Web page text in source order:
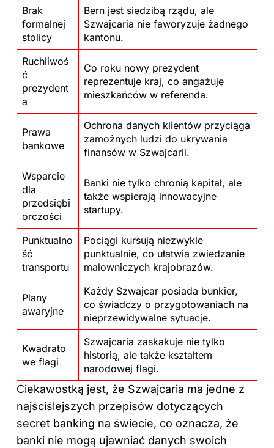
Brak
formalnej
stolicy
Bern jest siedzibą rządu, ale
Szwajcaria nie faworyzuje żadnego
kantonu.
Ruchliwoś
ć
prezydent
a
Co roku nowy prezydent
reprezentuje kraj, co angażuje
mieszkańców w referenda.
Prawa
bankowe
Ochrona danych klientów przyciąga
zamożnych ludzi do ukrywania
finansów w Szwajcarii.
Wsparcie
dla
przedsiębi
orczości
Banki nie tylko chronią kapitał, ale
także wspierają innowacyjne
startupy.
Punktualno
ść
transportu
Pociągi kursują niezwykle
punktualnie, co ułatwia zwiedzanie
malowniczych krajobrazów.
Plany
awaryjne
Każdy Szwajcar posiada bunkier,
co świadczy o przygotowaniach na
nieprzewidywalne sytuacje.
Kwadrato
we flagi
Szwajcaria zaskakuje nie tylko
historią, ale także kształtem
narodowej flagi.
Ciekawostką jest, że Szwajcaria ma jedne z
najściślejszych przepisów dotyczących
secret banking na świecie, co oznacza, że
banki nie mogą ujawniać danych swoich